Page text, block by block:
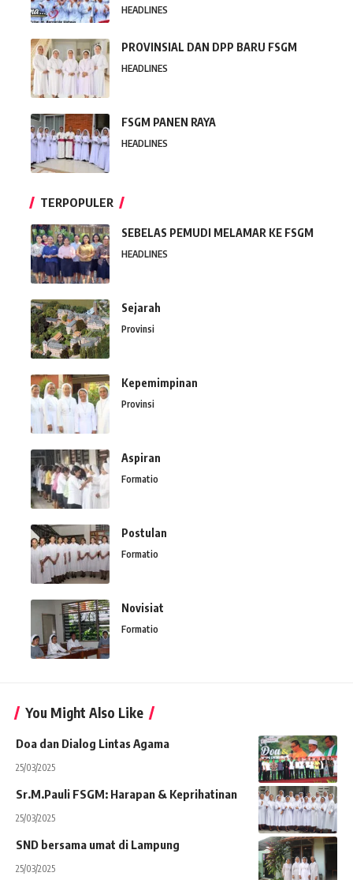
HEADLINES
PROVINSIAL DAN DPP BARU FSGM
HEADLINES
FSGM PANEN RAYA
HEADLINES
TERPOPULER
SEBELAS PEMUDI MELAMAR KE FSGM
HEADLINES
Sejarah
Provinsi
Kepemimpinan
Provinsi
Aspiran
Formatio
Postulan
Formatio
Novisiat
Formatio
You Might Also Like
Doa dan Dialog Lintas Agama
25/03/2025
Sr.M.Pauli FSGM: Harapan & Keprihatinan
25/03/2025
SND bersama umat di Lampung
25/03/2025